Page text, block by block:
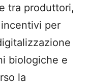
tra produttori,
per
biologiche e
la